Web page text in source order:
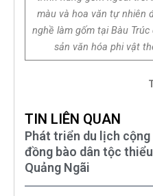
màu và hoa văn tự nhiên
nghề làm gốm tại Bàu Trúc
sản văn hóa phi vật
TIN LIÊN QUAN
Phát triển du lịch
đồng bào dân tộc
Quảng Ngãi